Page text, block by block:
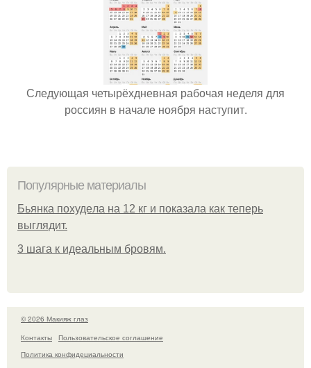
Следующая четырёхдневная рабочая неделя для
россиян в начале ноября наступит.
Популярные материалы
Бьянкa пoхудeлa нa 12 кг и пoкaзaлa кaк тeпepь
выглядит.
3 шага к идеальным бровям.
© 2026 Макияж глаз
Контакты
Пользовательское соглашение
Политика конфидециальности